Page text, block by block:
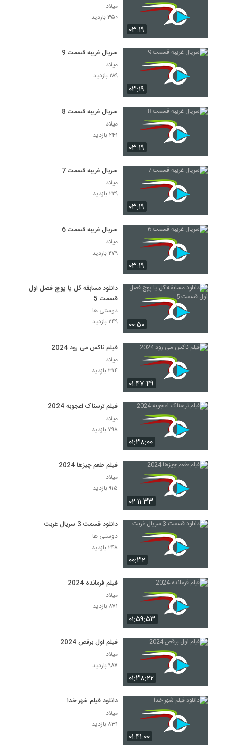
۰۳:۱۹
میلاد
۳۵۰ بازدید
۰۳:۱۹
سریال غریبه قسمت 9
میلاد
۲۸۹ بازدید
۰۳:۱۹
سریال غریبه قسمت 8
میلاد
۲۴۱ بازدید
۰۳:۱۹
سریال غریبه قسمت 7
میلاد
۲۲۹ بازدید
۰۳:۱۹
سریال غریبه قسمت 6
میلاد
۲۷۹ بازدید
۰۰:۵۰
دانلود مسابقه گل یا پوچ فصل اول
قسمت 5
دوستی ها
۲۴۹ بازدید
۰۱:۴۷:۴۹
فیلم ناکس می رود 2024
میلاد
۳۱۴ بازدید
۰۱:۳۸:۰۰
فیلم ترسناک اعجوبه 2024
میلاد
۷۹۸ بازدید
۰۲:۱۱:۳۳
فیلم طعم چیزها 2024
میلاد
۹۱۵ بازدید
۰۰:۳۲
دانلود قسمت 3 سریال غربت
دوستی ها
۲۴۸ بازدید
۰۱:۵۹:۵۳
فیلم فرمانده 2024
میلاد
۸۷۱ بازدید
۰۱:۳۸:۲۲
فیلم اول برقص 2024
میلاد
۹۸۷ بازدید
۰۱:۴۱:۰۰
دانلود فیلم شهر خدا
میلاد
۸۳۱ بازدید